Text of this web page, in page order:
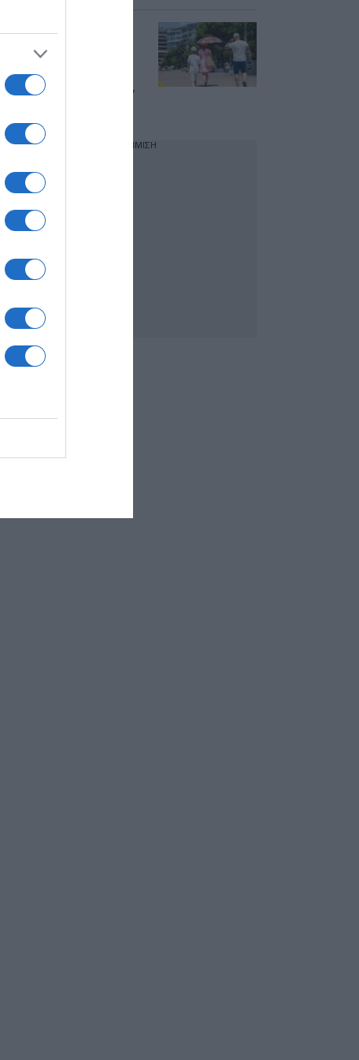
θερμοκρασίας και
αφρικανική σκόνη –
Πού θα εκδηλωθούν
ΔΙΑΦΗΜΙΣΗ